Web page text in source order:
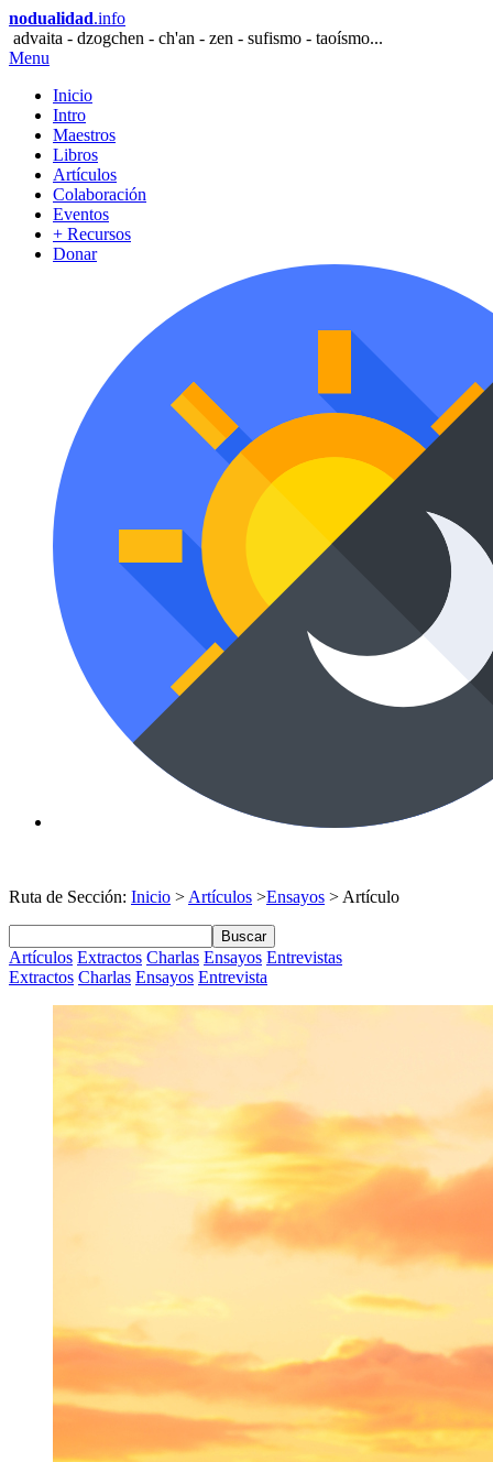
nodualidad.info
advaita - dzogchen - ch'an - zen - sufismo - taoísmo...
Menu
Inicio
Intro
Maestros
Libros
Artículos
Colaboración
Eventos
+ Recursos
Donar
Ruta de Sección: Inicio > Artículos >Ensayos > Artículo
Buscar
Artículos Extractos Charlas Ensayos Entrevistas
Extractos Charlas Ensayos Entrevista